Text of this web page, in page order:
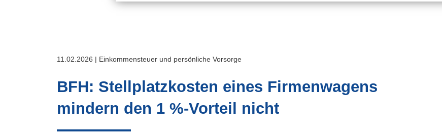
11.02.2026 | Einkommensteuer und persönliche Vorsorge
BFH: Stellplatzkosten eines Firmenwagens
mindern den 1 %-Vorteil nicht